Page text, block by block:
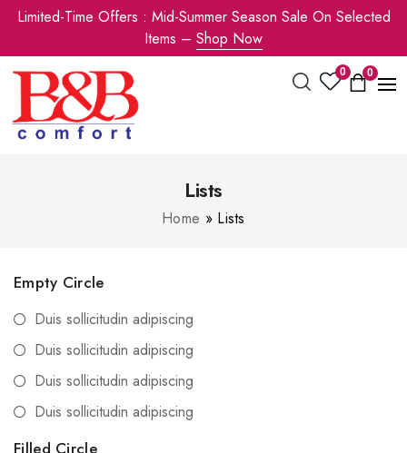
Limited-Time Offers : Mid-Summer Season Sale On Selected
Items – Shop Now
0 0
Lists
Home » Lists
Empty Circle
Duis sollicitudin adipiscing
Duis sollicitudin adipiscing
Duis sollicitudin adipiscing
Duis sollicitudin adipiscing
Filled Circle